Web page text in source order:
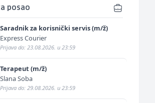
posao
Saradnik za korisnički servis (m/ž)
Express Courier
Prijava do: 23.08.2026. u 23:59
Terapeut (m/ž)
Slana Soba
Prijava do: 29.08.2026. u 23:59